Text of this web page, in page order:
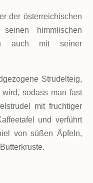
der österreichischen
himmlischen
auch mit seiner
Strudelteig,
sodass man fast
mit fruchtiger
und verführt
von süßen Äpfeln,